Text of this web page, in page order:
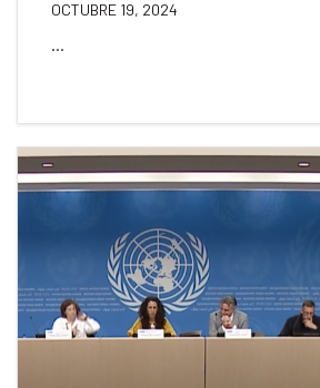
OCTUBRE 19, 2024
...